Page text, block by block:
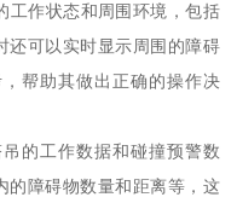
工作状态和周围环境，包括
还可以实时显示周围的障碍
帮助其做出正确的操作决
的工作数据和碰撞预警数
的障碍物数量和距离等，这